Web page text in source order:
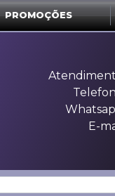
PROMOÇÕES
E-